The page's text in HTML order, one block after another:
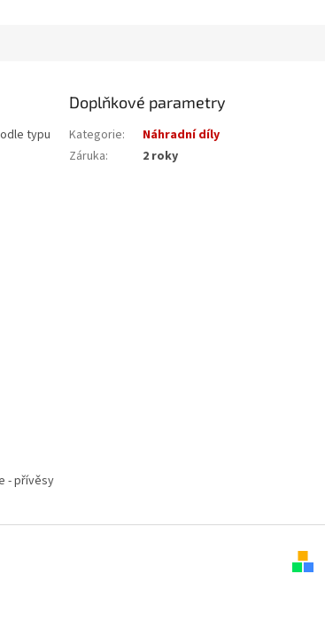
typu
Doplňkové parametry
Kategorie:
Náhradní díly
Záruka: 2 roky
- přívěsy